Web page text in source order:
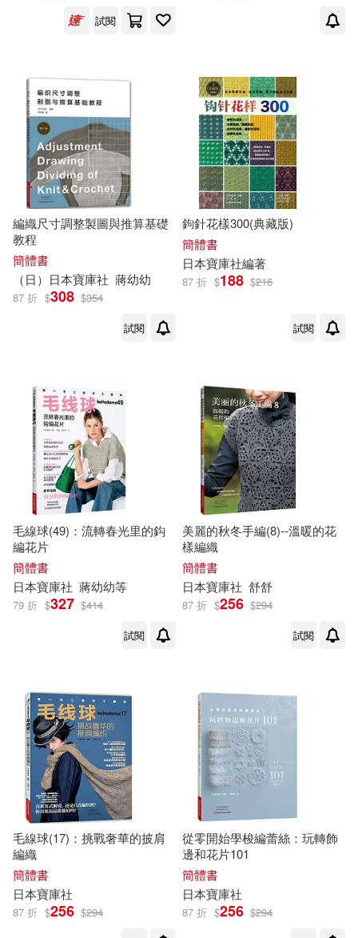
虞富蓮，吳涯，鄧少春（主編）(1)
西村惠(1)
西藏藏文古籍出版社(1)
護理學中級資格考試專家組編(1)
護理學中級資格考試專家組（編）
賀普仁（主編）(1) 賀輝(1)
賈德江(1)
趙雲獻(1)
郭漫(1) 釋心德(1)
金波(1) 金濤（主編）(1)
金萍(1)
鍾天平（主編）(1) 閆安(1)
關保英（主編）(1) 陳偉岸(1)
陳國棟，張超（主編）(1)
陳秉坤(1)
韓國DAMDI出版公司(1)
試閱
編織尺寸調整製圖與推算基礎
教程
簡體書
（日）日本寶庫社 蔣幼幼
87 折 $308 $354
試閱
鉤針花樣300(典藏版)
簡體書
日本寶庫社編著
87 折 $188 $216
試閱
毛線球(49)：流轉春光里的鈎
編花片
簡體書
日本寶庫社 蔣幼幼等
79 折 $327 $414
試閱
美麗的秋冬手編(8)--溫暖的花
樣編織
簡體書
日本寶庫社 舒舒
87 折 $256 $294
試閱
毛線球(17)：挑戰奢華的披肩
編織
簡體書
日本寶庫社
87 折 $256 $294
從零開始學梭編蕾絲：玩轉飾
邊和花片101
簡體書
日本寶庫社
87 折 $256 $294